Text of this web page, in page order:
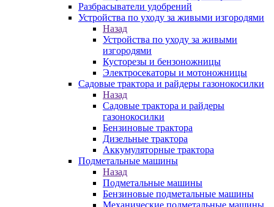
Разбрасыватели удобрений
Устройства по уходу за живыми изгородями
Назад
Устройства по уходу за живыми
изгородями
Кусторезы и бензоножницы
Электросекаторы и мотоножницы
Садовые трактора и райдеры газонокосилки
Назад
Садовые трактора и райдеры
газонокосилки
Бензиновые трактора
Дизельные трактора
Аккумуляторные трактора
Подметальные машины
Назад
Подметальные машины
Бензиновые подметальные машины
Механические подметальные машины